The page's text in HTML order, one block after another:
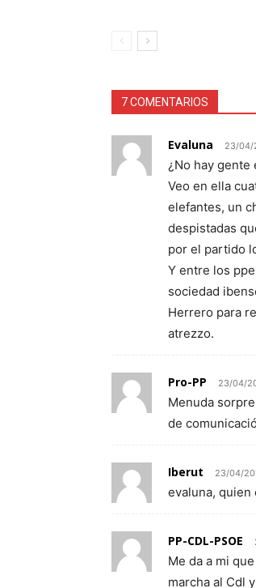
7 COMENTARIOS
Evaluna 23/04/
¿No hay gente
Veo en ella
elefantes, un
despistadas
por el partido
Y entre los
sociedad
Herrero para
atrezzo.
Pro-PP 23/04/
Menuda
de
Iberut 23/04/
evaluna, quien
PP-CDL-PSOE
Me da a mi
marcha al Cdl